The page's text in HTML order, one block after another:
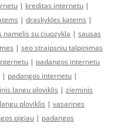
| kreditas internetu |
| draskykles katems |
namelis su ciuozykla | sausas
| seo straipsniu talpinimas
| padangos internetu
| padangos internetu |
langu ploviklis | zieminis
langu ploviklis | vasarines
pigiau | padangos